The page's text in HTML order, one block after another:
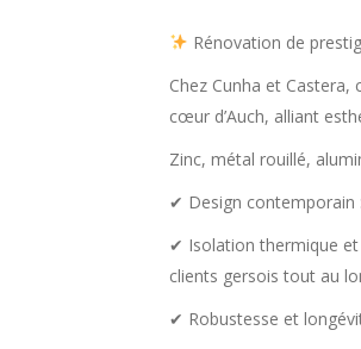
Rénovation de
Chez Cunha et
cœur d’Auch, alliant
Zinc, métal rouillé,
✔ Design contemporain
✔ Isolation thermique et
clients gersois tout au
✔ Robustesse et